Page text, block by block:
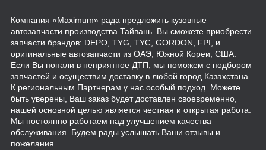
Компания «Maximum» рада предложить кузовные
автозапчасти производства Тайвань. Вы сможете приобрести
запчасти брэндов: DEPO, TYG, TYC, GORDON, FPI, и
оригинальные автозапчасти из ОАЭ, Южной Кореи, США.
Если Вы попали в неприятное ДТП, мы поможем с подбором
запчастей и осуществим доставку в любой город Казахстана.
К региональным Партнерам у нас особый подход. Можете
быть уверены, Ваш заказ будет доставлен своевременно,
нашей основной целью является честная и открытая работа.
Мы постоянно работаем над улучшением качества
обслуживания. Будем рады услышать Ваши отзывы и
пожелания.